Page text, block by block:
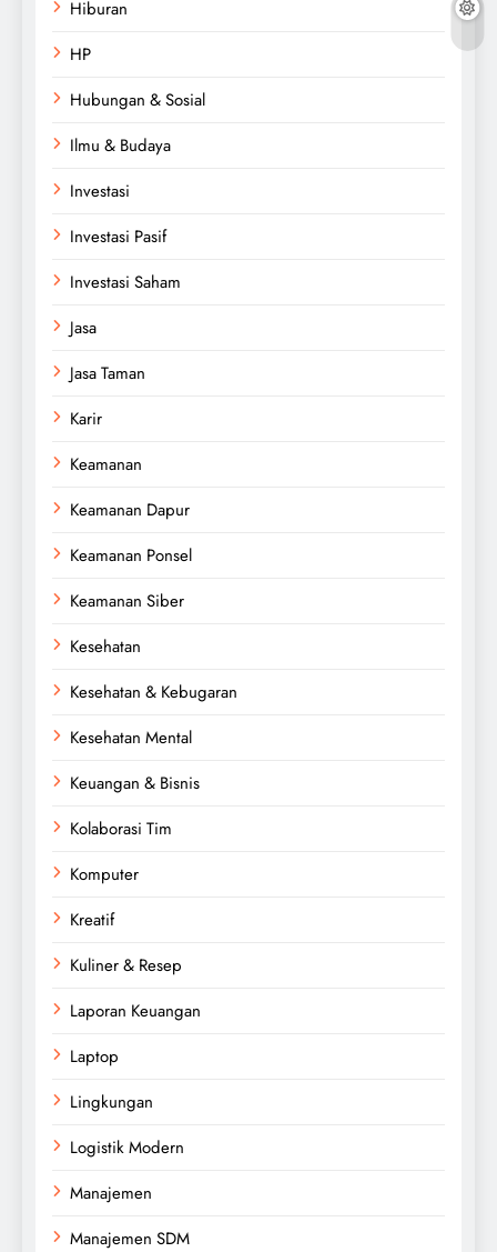
Hiburan
HP
Hubungan & Sosial
Ilmu & Budaya
Investasi
Investasi Pasif
Investasi Saham
Jasa
Jasa Taman
Karir
Keamanan
Keamanan Dapur
Keamanan Ponsel
Keamanan Siber
Kesehatan
Kesehatan & Kebugaran
Kesehatan Mental
Keuangan & Bisnis
Kolaborasi Tim
Komputer
Kreatif
Kuliner & Resep
Laporan Keuangan
Laptop
Lingkungan
Logistik Modern
Manajemen
Manajemen SDM